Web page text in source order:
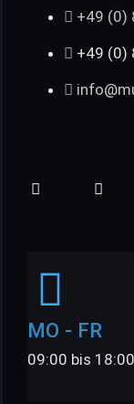
+49 (0)
+49 (0)
MO - FR
09:00 bis 18:00